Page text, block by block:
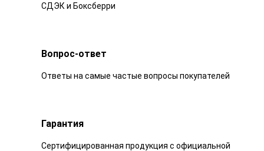
СДЭК и Боксберри
Вопрос-ответ
Ответы на самые частые вопросы покупателей
Гарантия
Сертифицированная продукция с официальной